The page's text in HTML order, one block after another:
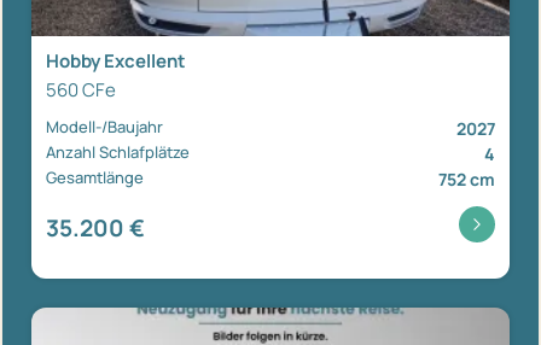
Hobby Excellent
560 CFe
Modell-/Baujahr 2027
Anzahl Schlafplätze 4
Gesamtlänge 752 cm
35.200 €